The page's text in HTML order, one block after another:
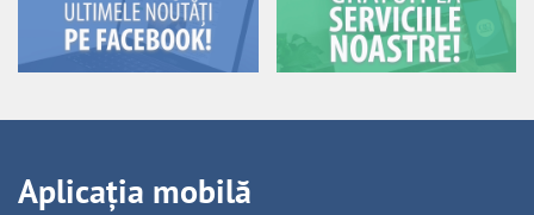
Aplicația mobilă